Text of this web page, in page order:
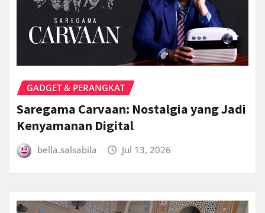
GADGET & PERANGKAT
Saregama Carvaan: Nostalgia yang Jadi
Kenyamanan Digital
bella.salsabila Jul 13, 2026